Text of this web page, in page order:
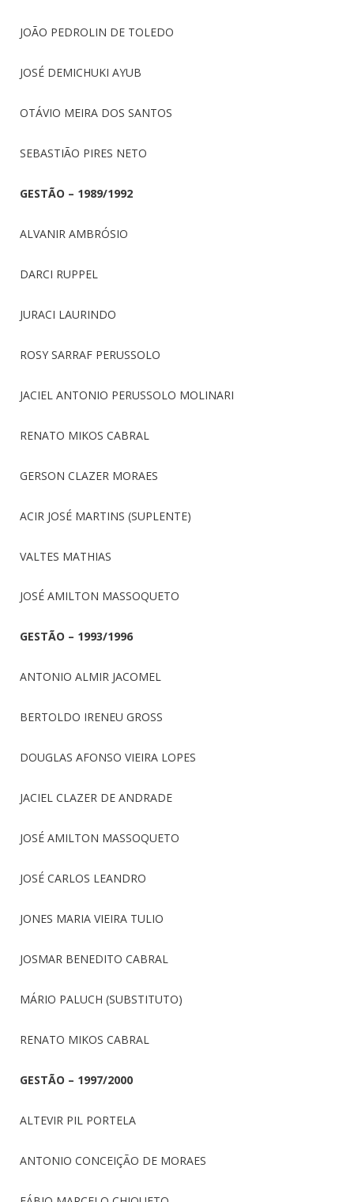
JOÃO PEDROLIN DE TOLEDO
JOSÉ DEMICHUKI AYUB
OTÁVIO MEIRA DOS SANTOS
SEBASTIÃO PIRES NETO
GESTÃO – 1989/1992
ALVANIR AMBRÓSIO
DARCI RUPPEL
JURACI LAURINDO
ROSY SARRAF PERUSSOLO
JACIEL ANTONIO PERUSSOLO MOLINARI
RENATO MIKOS CABRAL
GERSON CLAZER MORAES
ACIR JOSÉ MARTINS (SUPLENTE)
VALTES MATHIAS
JOSÉ AMILTON MASSOQUETO
GESTÃO – 1993/1996
ANTONIO ALMIR JACOMEL
BERTOLDO IRENEU GROSS
DOUGLAS AFONSO VIEIRA LOPES
JACIEL CLAZER DE ANDRADE
JOSÉ AMILTON MASSOQUETO
JOSÉ CARLOS LEANDRO
JONES MARIA VIEIRA TULIO
JOSMAR BENEDITO CABRAL
MÁRIO PALUCH (SUBSTITUTO)
RENATO MIKOS CABRAL
GESTÃO – 1997/2000
ALTEVIR PIL PORTELA
ANTONIO CONCEIÇÃO DE MORAES